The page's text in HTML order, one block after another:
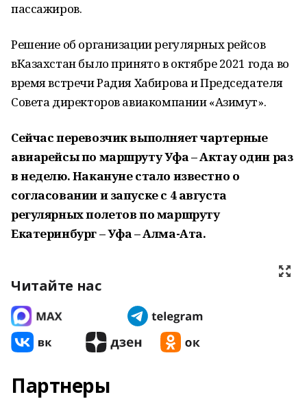
пассажиров.
Решение об организации регулярных рейсов
вКазахстан было принято в октябре 2021 года во
время встречи Радия Хабирова и Председателя
Совета директоров авиакомпании «Азимут».
Сейчас перевозчик выполняет чартерные
авиарейсы по маршруту Уфа – Актау один раз
в неделю. Накануне стало известно о
согласовании и запуске с 4 августа
регулярных полетов по маршруту
Екатеринбург – Уфа – Алма-Ата.
Читайте нас
Партнеры